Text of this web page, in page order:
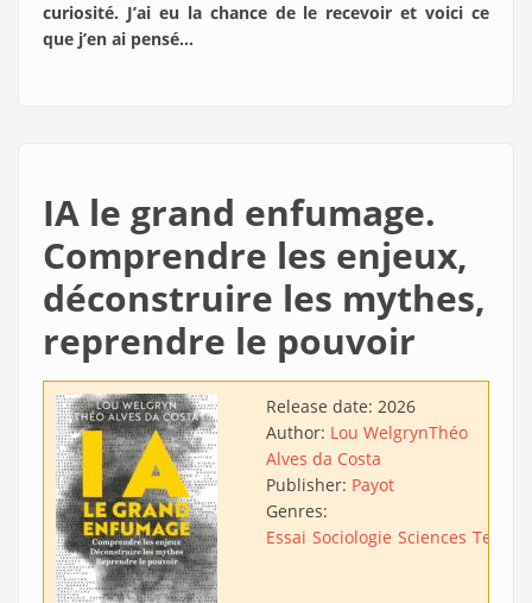
curiosité. J’ai eu la chance de le recevoir et voici ce
que j’en ai pensé…
IA le grand enfumage.
Comprendre les enjeux,
déconstruire les mythes,
reprendre le pouvoir
Release date: 2026
Author: Lou WelgrynThéo
Alves da Costa
Publisher: Payot
Genres:
Essai Sociologie Sciences